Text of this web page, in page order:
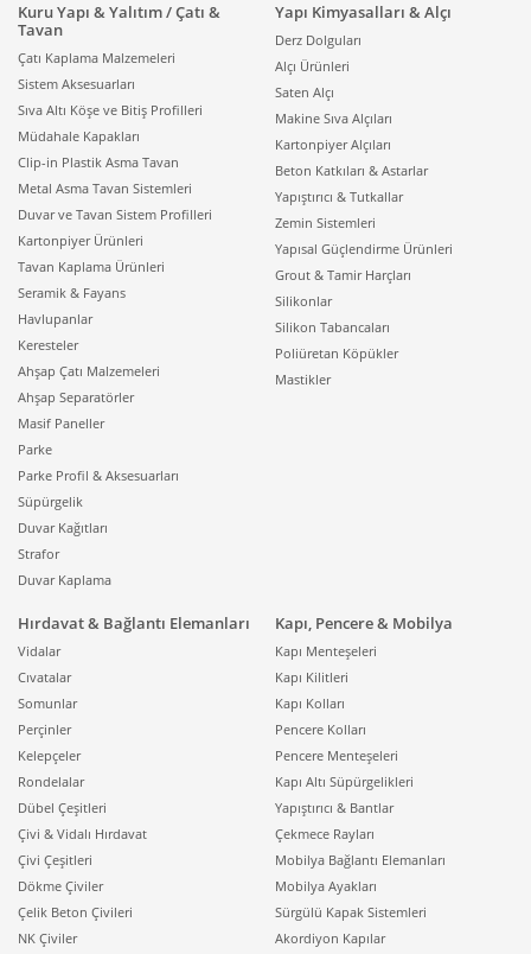
Kuru Yapı & Yalıtım / Çatı &
Tavan
Çatı Kaplama Malzemeleri
Sistem Aksesuarları
Sıva Altı Köşe ve Bitiş Profilleri
Müdahale Kapakları
Clip-in Plastik Asma Tavan
Metal Asma Tavan Sistemleri
Duvar ve Tavan Sistem Profilleri
Kartonpiyer Ürünleri
Tavan Kaplama Ürünleri
Seramik & Fayans
Havlupanlar
Keresteler
Ahşap Çatı Malzemeleri
Ahşap Separatörler
Masif Paneller
Parke
Parke Profil & Aksesuarları
Süpürgelik
Duvar Kağıtları
Strafor
Duvar Kaplama
Yapı Kimyasalları & Alçı
Derz Dolguları
Alçı Ürünleri
Saten Alçı
Makine Sıva Alçıları
Kartonpiyer Alçıları
Beton Katkıları & Astarlar
Yapıştırıcı & Tutkallar
Zemin Sistemleri
Yapısal Güçlendirme Ürünleri
Grout & Tamir Harçları
Silikonlar
Silikon Tabancaları
Poliüretan Köpükler
Mastikler
Hırdavat & Bağlantı Elemanları
Vidalar
Cıvatalar
Somunlar
Perçinler
Kelepçeler
Rondelalar
Dübel Çeşitleri
Çivi & Vidalı Hırdavat
Çivi Çeşitleri
Dökme Çiviler
Çelik Beton Çivileri
NK Çiviler
Kapı, Pencere & Mobilya
Kapı Menteşeleri
Kapı Kilitleri
Kapı Kolları
Pencere Kolları
Pencere Menteşeleri
Kapı Altı Süpürgelikleri
Yapıştırıcı & Bantlar
Çekmece Rayları
Mobilya Bağlantı Elemanları
Mobilya Ayakları
Sürgülü Kapak Sistemleri
Akordiyon Kapılar